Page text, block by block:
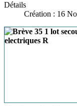
Détails
Création : 16